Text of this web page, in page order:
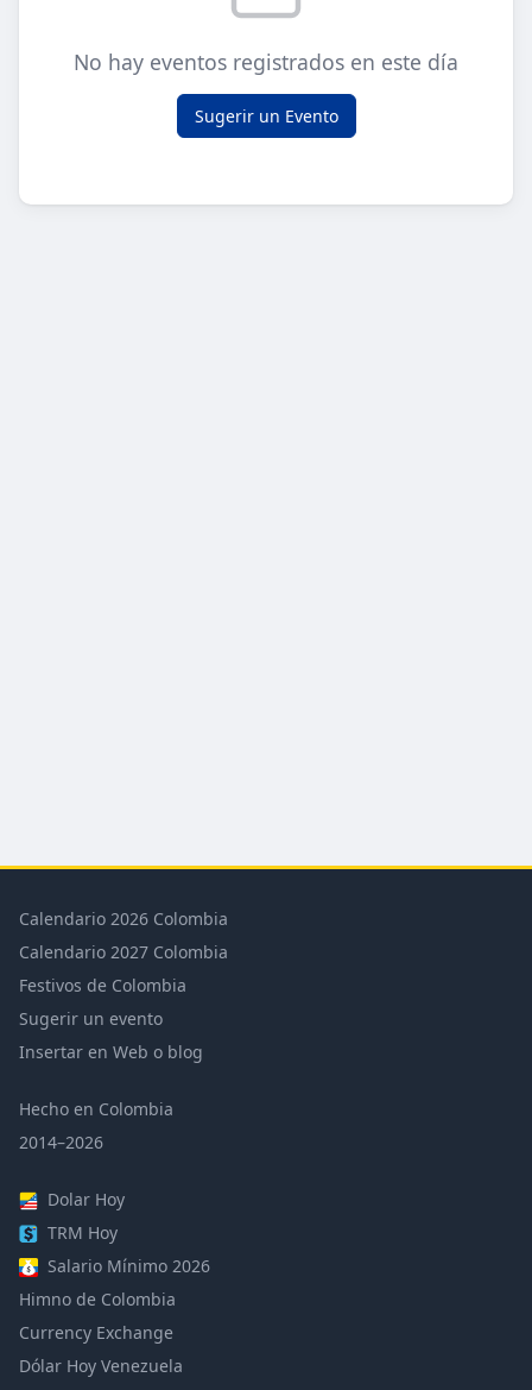
No hay eventos registrados en este día
Sugerir un Evento
Calendario 2026 Colombia
Calendario 2027 Colombia
Festivos de Colombia
Sugerir un evento
Insertar en Web o blog
Hecho en Colombia
2014–2026
Dolar Hoy
TRM Hoy
Salario Mínimo 2026
Himno de Colombia
Currency Exchange
Dólar Hoy Venezuela